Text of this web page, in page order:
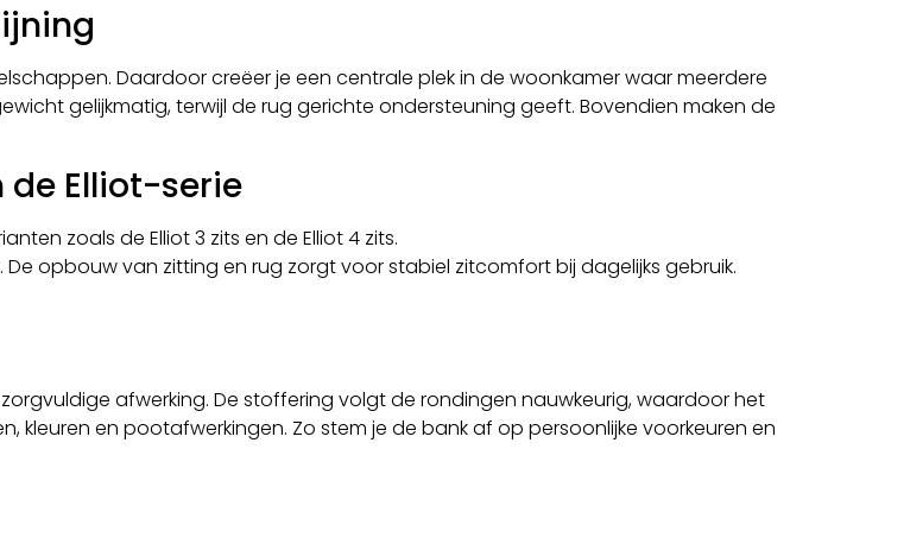
Daardoor creëer je een centrale plek in de woonkamer waar meerdere
gelijkmatig, terwijl de rug gerichte ondersteuning geeft. Bovendien maken de
Elliot-serie
zoals de Elliot 3 zits en de Elliot 4 zits.
opbouw van zitting en rug zorgt voor stabiel zitcomfort bij dagelijks gebruik.
afwerking. De stoffering volgt de rondingen nauwkeurig, waardoor het
kleuren en pootafwerkingen. Zo stem je de bank af op persoonlijke voorkeuren en